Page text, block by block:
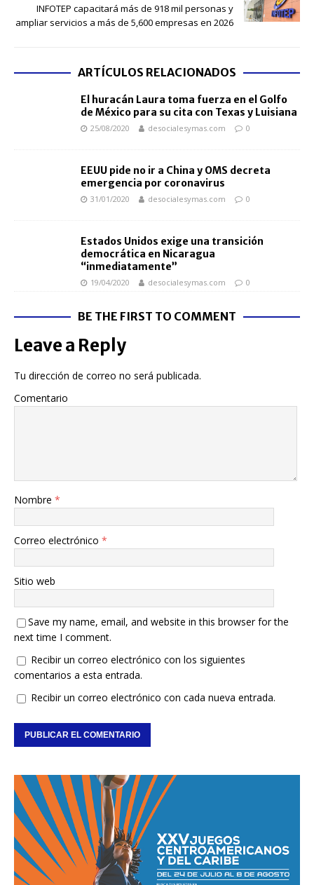
INFOTEP capacitará más de 918 mil personas y
ampliar servicios a más de 5,600 empresas en 2026
ARTÍCULOS RELACIONADOS
El huracán Laura toma fuerza en el Golfo
de México para su cita con Texas y Luisiana
25/08/2020 desocialesymas.com 0
EEUU pide no ir a China y OMS decreta
emergencia por coronavirus
31/01/2020 desocialesymas.com 0
Estados Unidos exige una transición
democrática en Nicaragua
“inmediatamente”
19/04/2020 desocialesymas.com 0
BE THE FIRST TO COMMENT
Leave a Reply
Tu dirección de correo no será publicada.
Comentario
Nombre *
Correo electrónico *
Sitio web
Save my name, email, and website in this browser for the
next time I comment.
Recibir un correo electrónico con los siguientes
comentarios a esta entrada.
Recibir un correo electrónico con cada nueva entrada.